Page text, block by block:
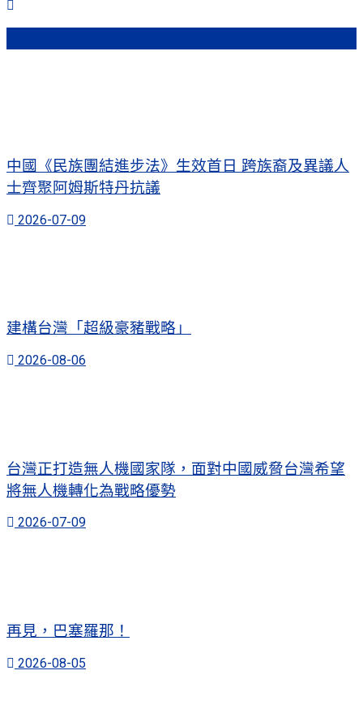
中國《民族團結進步法》生效首日 跨族裔及異議人
士齊聚阿姆斯特丹抗議
2026-07-09
建構台灣「超級豪豬戰略」
2026-08-06
台灣正打造無人機國家隊，面對中國威脅台灣希望
將無人機轉化為戰略優勢
2026-07-09
再見，巴塞羅那！
2026-08-05